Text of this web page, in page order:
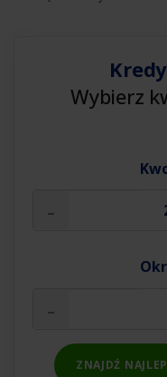
Wybierz
-
-
ZNAJDŹ